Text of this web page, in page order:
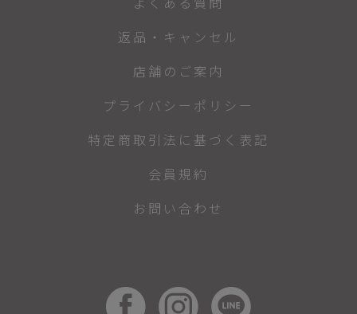
返品・キャンセル
店舗のご案内
プライバシーポリシー
特定商取引法に基づく表記
会員規約
お問い合わせ